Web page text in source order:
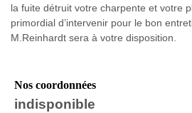
la fuite détruit votre charpente et votre
primordial d’intervenir pour le bon
M.Reinhardt sera à votre disposition.
Nos coordonnées
indisponible